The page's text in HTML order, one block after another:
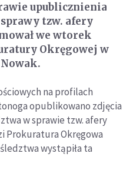
upublicznienia
tzw. afery
we wtorek
Okręgowej w
na profilach
opublikowano zdjęcia
w sprawie tzw. afery
Prokuratura Okręgowa
wystąpiła ta